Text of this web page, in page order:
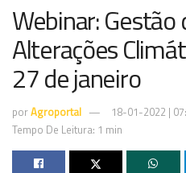
Webinar:
Alterações
27 de janeiro
porAgroportal
18-01-2022 |
Tempo De Leitura: 1 min